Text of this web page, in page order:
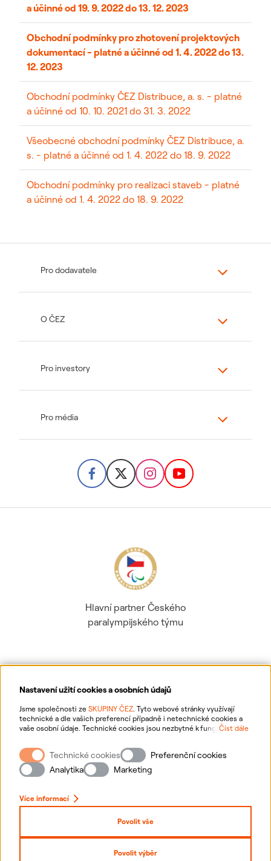
Nastavení užití cookies a osobních údajů
Jsme společnosti ze SKUPINY ČEZ. Tyto webové stránky využívají
technické a dle vašich preferencí případně i netechnické cookies a
vaše osobní údaje. Technické cookies jsou nezbytné k fungování
webové stránky vašim preferencím, k personalizaci reklam a analytice.
Pro sběr a zpracování netechnických cookies a vašich osobních údajů
nám můžete udělit souhlas. Bližší informace o vašich právech,
zpracování osobních údajů, včetně možnosti odvolání udělených
Číst dále
Technické cookies
Preferenční cookies
Analytika
Marketing
Více informací
Povolit vše
Povolit výběr
a účinné od 19. 9. 2022 do 13. 12. 2023
Obchodní podmínky pro zhotovení projektových
dokumentací - platné a účinné od 1. 4. 2022 do 13.
12. 2023
Obchodní podmínky ČEZ Distribuce, a. s. - platné
a účinné od 10. 10. 2021 do 31. 3. 2022
Všeobecné obchodní podmínky ČEZ Distribuce, a.
s. - platné a účinné od 1. 4. 2022 do 18. 9. 2022
Obchodní podmínky pro realizaci staveb - platné
a účinné od 1. 4. 2022 do 18. 9. 2022
Pro dodavatele
O ČEZ
Pro investory
Pro média
Hlavní partner Českého
paralympijského týmu
Ochrana osobních údajů
Informace o webu
Nastavení cookies
Přihlásit se
Prohlášení o přístupnosti